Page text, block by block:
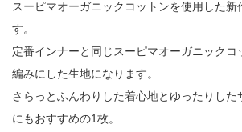
スーピマオーガニックコットンを使用した
す。
定番インナーと同じスーピマオーガニックコ
編みにした生地になります。
さらっとふんわりした着心地とゆったりした
にもおすすめの1枚。